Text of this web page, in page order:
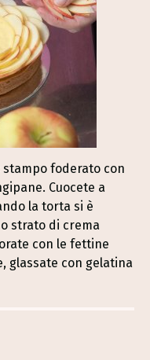
foderato con
Cuocete a
la torta si è
strato di crema
con le fettine
glassate con gelatina